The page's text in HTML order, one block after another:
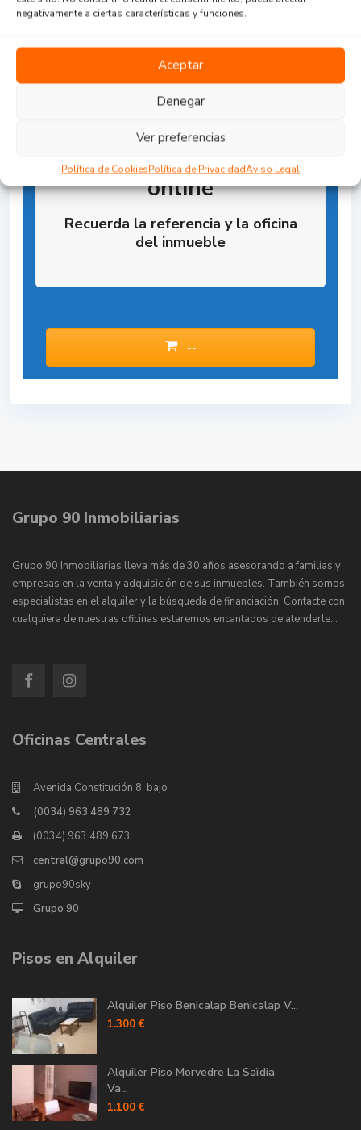
negativamente a ciertas características y funciones.
Aceptar
Denegar
Ver preferencias
Política de CookiesPolítica de PrivacidadAviso Legal
Reserva la Propiedad
online
Recuerda la referencia y la oficina
del inmueble
--
Grupo 90 Inmobiliarias
Grupo 90 Inmobiliarias lleva más de 30 años asesorando a familias y
empresas en la venta y adquisición de sus inmuebles. También somos
especialistas en el alquiler y la búsqueda de financiación. Contacte con
cualquiera de nuestras oficinas estaremos encantados de atenderle…
Oficinas Centrales
Avenida Constitución 8, bajo
(0034) 963 489 732
(0034) 963 489 673
central@grupo90.com
grupo90sky
Grupo 90
Pisos en Alquiler
Alquiler Piso Benicalap Benicalap V...
1.300 €
Alquiler Piso Morvedre La Saïdia
Va...
1.100 €